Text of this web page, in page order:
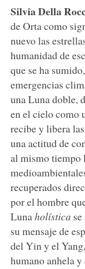
Silvia Della
de Orta como
nuevo las
humanidad de
que se ha
emergencias
una Luna doble,
en el cielo como
recibe y libera
una actitud de
al mismo tiempo
recuperados
por el hombre
Luna holística
su mensaje de
del Yin y el
humano anhela y